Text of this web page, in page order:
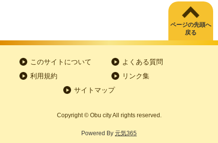
ページの先頭へ
戻る
このサイトについて
よくある質問
利用規約
リンク集
サイトマップ
Copyright© Obu city All rights reserved.
Powered By 元気365